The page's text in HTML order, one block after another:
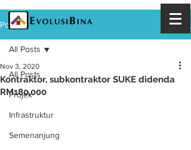
Post
All Posts
Projek
Infrastruktur
Semenanjung
All Posts
Kontraktor, subkontraktor SUKE didenda
RM180,000
Nov 3, 2020